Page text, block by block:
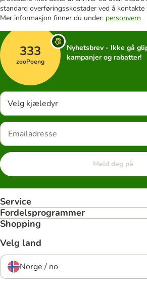
standard overføringsskostader ved å kontakte
Mer informasjon finner du under: personvern
333
zooPoeng
Nyhetsbrev - Ikke gå
kampanjer og rabatter!
Velg kjæledyr
Meld deg på
Service
Fordelsprogrammer
Shopping
Velg land
Norge / no